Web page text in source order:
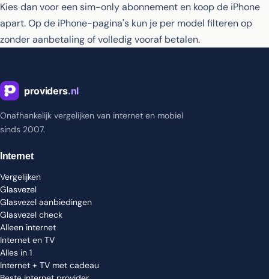
Kies dan voor een sim-only abonnement en koop de iPhone
apart. Op de iPhone-pagina's kun je per model filteren op
zonder aanbetalingofvolledig vooraf betalen.
Onafhankelijk vergelijken van internet en mobiel
sinds 2007.
Internet
Vergelijken
Glasvezel
Glasvezel aanbiedingen
Glasvezel check
Alleen internet
Internet en TV
Alles in 1
Internet + TV met cadeau